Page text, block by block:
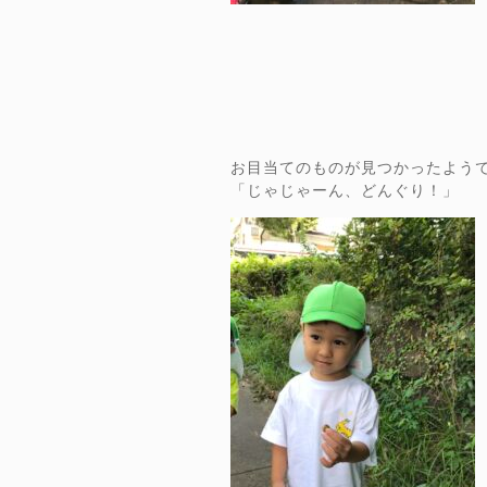
お目当てのものが見つかったよう
「じゃじゃーん、どんぐり！」